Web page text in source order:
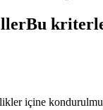
Bu
içine